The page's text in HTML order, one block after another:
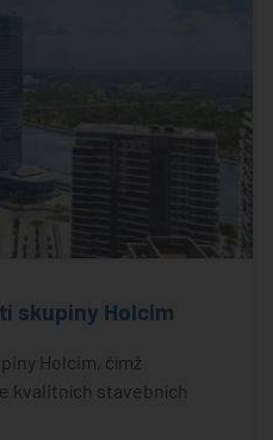
skupiny Holcim
Holcim, čímž
kvalitních stavebních